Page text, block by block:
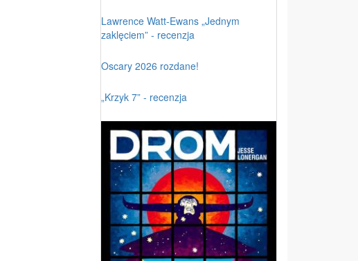
Lawrence Watt-Ewans „Jednym
zaklęciem” - recenzja
Oscary 2026 rozdane!
„Krzyk 7” - recenzja